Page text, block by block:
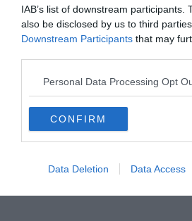
IAB’s list of downstream participants.
also be disclosed by us to third
Downstream Participants that may
Personal Data Processing Opt
CONFIRM
Data Deletion Data Access
Voir ce
Loft en duplex avec
Duplex loft offrant une